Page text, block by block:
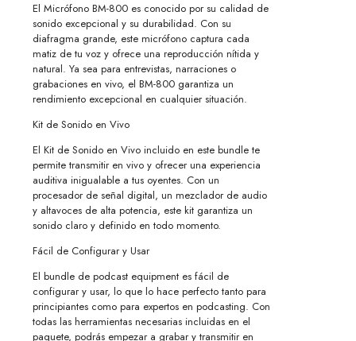
El Micrófono BM-800 es conocido por su calidad de
sonido excepcional y su durabilidad. Con su
diafragma grande, este micrófono captura cada
matiz de tu voz y ofrece una reproducción nítida y
natural. Ya sea para entrevistas, narraciones o
grabaciones en vivo, el BM-800 garantiza un
rendimiento excepcional en cualquier situación.
Kit de Sonido en Vivo
El Kit de Sonido en Vivo incluido en este bundle te
permite transmitir en vivo y ofrecer una experiencia
auditiva inigualable a tus oyentes. Con un
procesador de señal digital, un mezclador de audio
y altavoces de alta potencia, este kit garantiza un
sonido claro y definido en todo momento.
Fácil de Configurar y Usar
El bundle de podcast equipment es fácil de
configurar y usar, lo que lo hace perfecto tanto para
principiantes como para expertos en podcasting. Con
todas las herramientas necesarias incluidas en el
paquete, podrás empezar a grabar y transmitir en